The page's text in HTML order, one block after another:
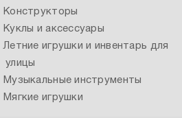
Конструкторы
Куклы и аксессуары
Летние игрушки и инвентарь для
улицы
Музыкальные инструменты
Мягкие игрушки